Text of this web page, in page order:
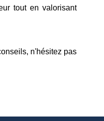
tout en valorisant
n'hésitez pas